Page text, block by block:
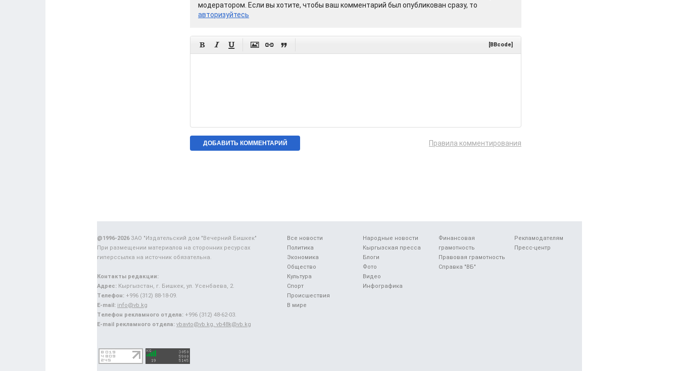
модератором. Если вы хотите, чтобы ваш комментарий был опубликован сразу, то
авторизуйтесь
      [BBcode]
Правила комментирования
Все новости
Политика
Экономика
Общество
Культура
Спорт
Происшествия
В мире
Народные новости
Кыргызская пресса
Блоги
Фото
Видео
Инфографика
Финансовая
грамотность
Правовая грамотность
Справка "ВБ"
Рекламодателям
Пресс-центр
@1996-2026ЗАО "Издательский дом "Вечерний Бишкек"
При размещении материалов на сторонних ресурсах
гиперссылка на источник обязательна.
Контакты редакции:
Адрес: Кыргызстан, г. Бишкек, ул. Усенбаева, 2.
Телефон: +996 (312) 88-18-09.
E-mail: info@vb.kg
Телефон рекламного отдела: +996 (312) 48-62-03.
E-mail рекламного отдела: vbavto@vb.kg, vb48k@vb.kg